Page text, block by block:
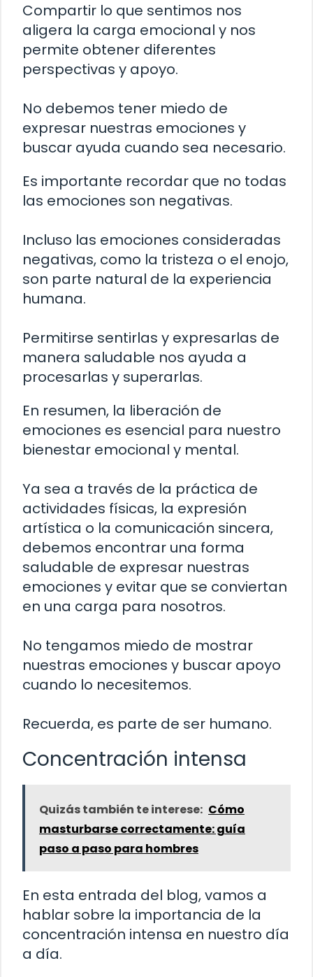
Compartir lo que sentimos nos
aligera la carga emocional y nos
permite obtener diferentes
perspectivas y apoyo.
No debemos tener miedo de
expresar nuestras emociones y
buscar ayuda cuando sea necesario.
Es importante recordar que no todas
las emociones son negativas.
Incluso las emociones consideradas
negativas, como la tristeza o el enojo,
son parte natural de la experiencia
humana.
Permitirse sentirlas y expresarlas de
manera saludable nos ayuda a
procesarlas y superarlas.
En resumen, la liberación de
emociones es esencial para nuestro
bienestar emocional y mental.
Ya sea a través de la práctica de
actividades físicas, la expresión
artística o la comunicación sincera,
debemos encontrar una forma
saludable de expresar nuestras
emociones y evitar que se conviertan
en una carga para nosotros.
No tengamos miedo de mostrar
nuestras emociones y buscar apoyo
cuando lo necesitemos.
Recuerda, es parte de ser humano.
Concentración intensa
Quizás también te interese: Cómo
masturbarse correctamente: guía
paso a paso para hombres
En esta entrada del blog, vamos a
hablar sobre la importancia de la
concentración intensa en nuestro día
a día.